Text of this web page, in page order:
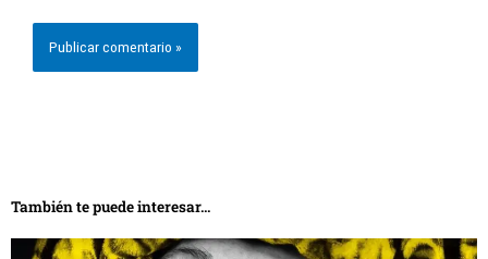
También te puede interesar...